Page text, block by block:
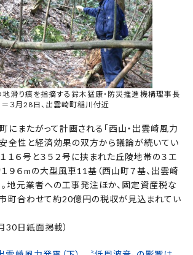
滑り痕を指摘する鈴木猛康・防災推進機構理事長
＝３月28日、出雲崎町稲川付近
またがって計画される「西山・出雲崎風力
安全性と経済効果の双方から議論が続いてい
１６号と３５２号に挟まれた丘陵地帯の３エ
９６mの大型風車11基（西山町７基、出雲崎
。地元業者への工事発注ほか、固定資産税な
町合わせて約20億円の税収が見込まれてい
30日紙面掲載）